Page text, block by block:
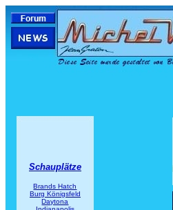
Schauplätze
Brands Hatch
Burg Königsfeld
Daytona